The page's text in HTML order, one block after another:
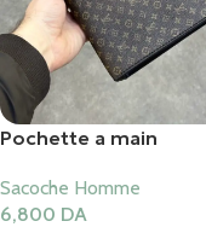
Pochette a main
Sacoche Homme
6,800 DA